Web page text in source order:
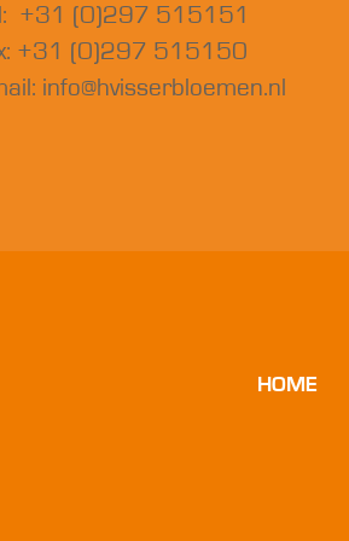
+31 (0)297 515151
+31 (0)297 515150
info@hvisserbloemen.nl
HOME